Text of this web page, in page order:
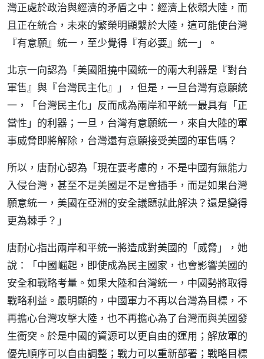
灣正處於政治與經濟的矛盾之中：經濟上依賴大陸，而
且正在統合，未來的繁榮明顯繫於大陸，這可能使台灣
『有意願』統一，至少覺得『有必要』統一」。
北京一向認為「美國阻撓中國統一的兩大利器是『對台
軍售』與『台灣民主化』」，但是，一旦台灣有意願統
一，「台灣民主化」反而成為兩岸和平統一最具有「正
當性」的利器；一旦，台灣有意願統一，來自大陸的軍
事威脅即將解除，台灣還有意願接受美國的軍售嗎？
所以，唐耐心認為「現在要考慮的，不是中國有無能力
入侵台灣，甚至不是美國是不是會插手，而是如果台灣
願意統一，美國在亞洲的安全議題就此解決？還是變得
更為棘手？」
唐耐心指出兩岸和平統一將造成對美國的「威脅」，她
說：「中國崛起，即使成為民主國家，也會影響美國的
安全和戰略考量。如果大陸和台灣統一，中國勢將取得
戰略利益。最明顯的，中國軍力不再以台灣為目標，不
再擔心台灣攻擊大陸，也不再擔心為了台灣而與美國發
生衝突。於是中國的資源可以更自由的運用；解放軍的
優先順序可以自由調整；戰力可以重新部署；戰略目標